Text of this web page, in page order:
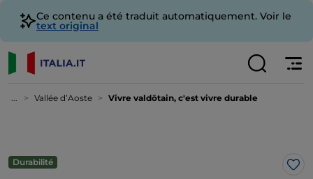
Ce contenu a été traduit automatiquement. Voir le
text original
... Vallée d’Aoste Vivre valdôtain, c'est vivre durable
Durabilité